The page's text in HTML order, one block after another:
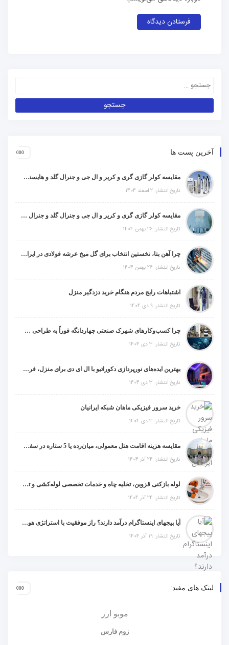
آخرین پست ها
مقایسه کولر گازی گری و کریر و ال جی و جنرال گلد و هایسنس و مدیا و اجنرال
تاریخ انتشار: 2 اسفند 1404
مقایسه کولر گازی گری و کریر و ال جی و جنرال گلد و جنرال شکار و سامسونگ و یونیوا
تاریخ انتشار: 26 بهمن 1404
چرا آهن بتا، نخستین انتخاب برای گل میخ عرشه فولادی در ایران است؟
تاریخ انتشار: 26 بهمن 1404
اشتباهات رایج مردم هنگام خرید دزدگیر منزل
تاریخ انتشار: 9 دی 1404
چرا کسب‌وکارهای شهرک صنعتی چهاردانگه فوراً به طراحی سایت نیاز دارند؟
تاریخ انتشار: 3 دی 1404
بهترین ایده‌های نورپردازی دکوراتیو با ال ای دی برای منزل، فروشگاه و دفتر کار
تاریخ انتشار: 3 دی 1404
خرید سرور فیزیکی ماهان شبکه ایرانیان
تاریخ انتشار: 3 دی 1404
مقایسه هزینه اقامت هتل معمولی، میان‌رده یا 5 ستاره در سفر زیارتی عراق
تاریخ انتشار: 24 آذر 1404
لوله بازکنی قزوین، تخلیه چاه و خدمات تخصصی لوله‌کشی و تشخیص ترکیدگی
تاریخ انتشار: 24 آذر 1404
آیا پیجهای اینستاگرام درآمد دارند؟ راز موفقیت با استراتژی هوشمندانه
تاریخ انتشار: 19 آذر 1404
لینک های مفید:
موبو ارز
زوم فارس